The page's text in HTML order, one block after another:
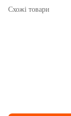
Схожі товари